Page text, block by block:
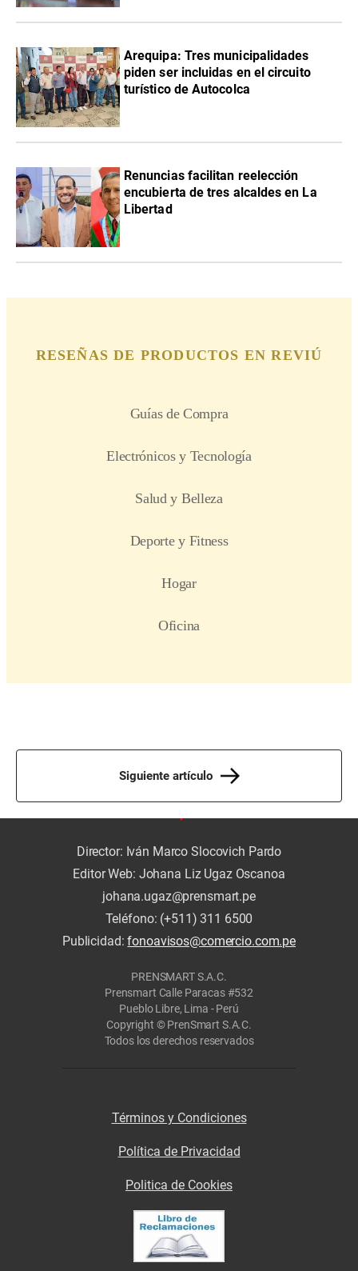
Arequipa: Tres municipalidades
piden ser incluidas en el circuito
turístico de Autocolca
Renuncias facilitan reelección
encubierta de tres alcaldes en La
Libertad
Siguiente artículo
Director: Iván Marco Slocovich Pardo
Editor Web: Johana Liz Ugaz Oscanoa
johana.ugaz@prensmart.pe
Teléfono: (+511) 311 6500
Publicidad:fonoavisos@comercio.com.pe
PRENSMART S.A.C.
Prensmart Calle Paracas #532
Pueblo Libre, Lima - Perú
Copyright © PrenSmart S.A.C.
Todos los derechos reservados
Términos y Condiciones
Política de Privacidad
Politica de Cookies